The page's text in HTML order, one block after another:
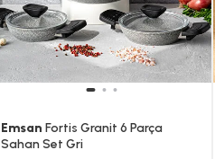
Emsan Fortis Granit 6 Parça
Sahan Set Gri